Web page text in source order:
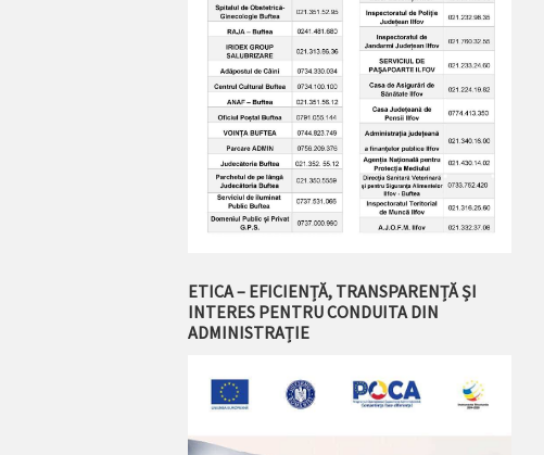
ETICA – EFICIENȚĂ, TRANSPARENȚĂ ȘI
INTERES PENTRU CONDUITA DIN
ADMINISTRAȚIE